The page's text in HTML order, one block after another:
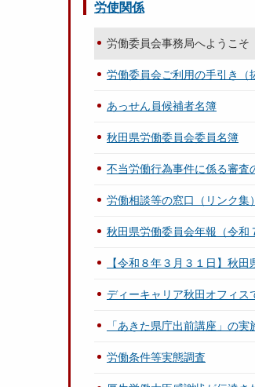
労使関係
労働委員会事務局へようこそ
労働委員会ご利用の手引き（
あっせん員候補者名簿
秋田県労働委員会委員名簿
不当労働行為事件に係る審査
労働相談等の窓口（リンク集）
秋田県労働委員会年報（令和
【令和８年３月３１日】秋
ディーキャリア秋田オフィス
「あきた県庁出前講座」の
労働条件等実態調査